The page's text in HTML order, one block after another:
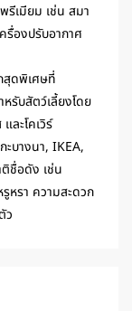
รีเมียม เช่น สมา
รื่องปรับอากาศ
สุดพิเศษที่
รับสัตว์เลี้ยงโดย
ละโคเวิร์
บางนา, IKEA,
ชื่อดัง เช่น
หรา ความสะดวก
ว